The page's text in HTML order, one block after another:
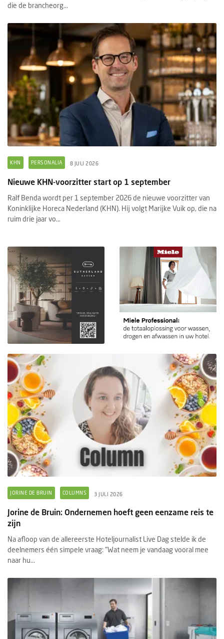
die de brancheorg...
KHN PERSONALIA 8 JULI 2026
Nieuwe KHN-voorzitter start op 1 september
Ralf Benda wordt per 1 september 2026 de nieuwe voorzitter van
Koninklijke Horeca Nederland (KHN). Hij volgt Marijke Vuik op, die na
ruim drie jaar vo...
JORINE DE BRUIN COLUMNS 3 JULI 2026
Jorine de Bruin: Ondernemen hoeft geen eenzame reis te
zijn
Na afloop van de allereerste Hoteljournalist Live Dag stelde ik de
deelnemers één simpele vraag: "Wat neem je vandaag vooral mee
naar hu...